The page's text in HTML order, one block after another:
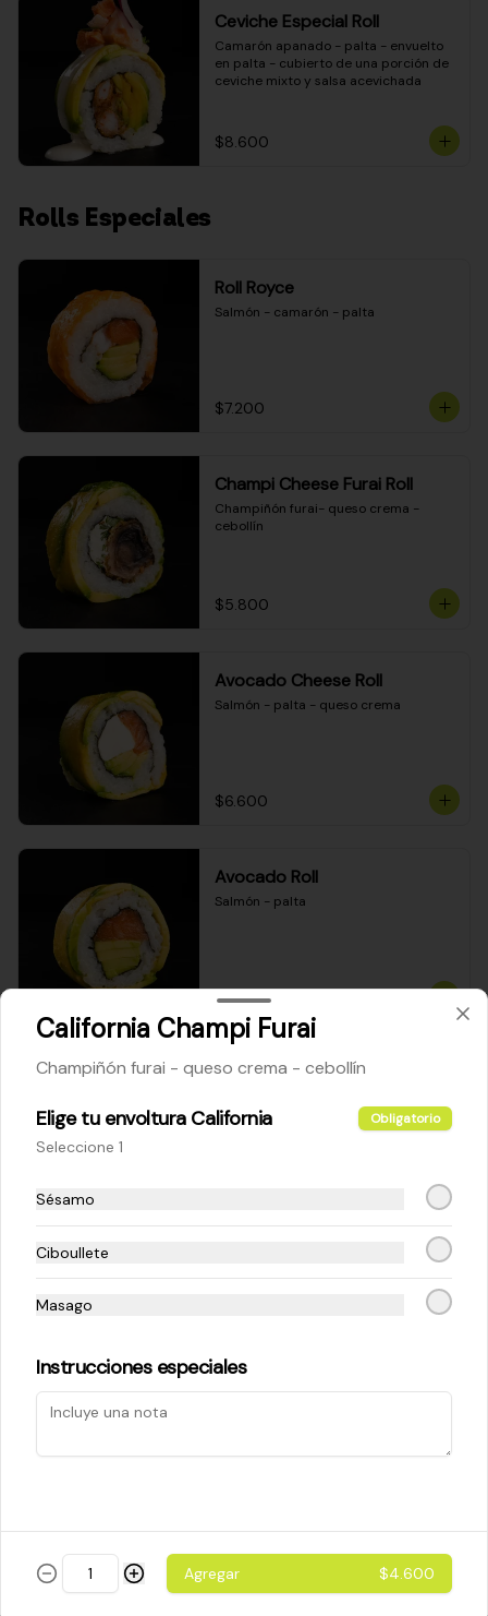
Ceviche Especial Roll
Camarón apanado - palta - envuelto
en palta - cubierto de una porción de
ceviche mixto y salsa acevichada
$8.600
Rolls Especiales
Roll Royce
Salmón - camarón - palta
$7.200
Champi Cheese Furai Roll
Champiñón furai- queso crema -
cebollín
$5.800
Avocado Cheese Roll
Salmón - palta - queso crema
$6.600
Avocado Roll
Salmón - palta
$6.200
Maki Cheese Roll
$5.200
$5.800
California Champi Furai
Champiñón furai - queso crema - cebollín
Elige tu envoltura California Obligatorio
Seleccione 1
Sésamo
Ciboullete
Masago
Instrucciones especiales
Agregar $4.600